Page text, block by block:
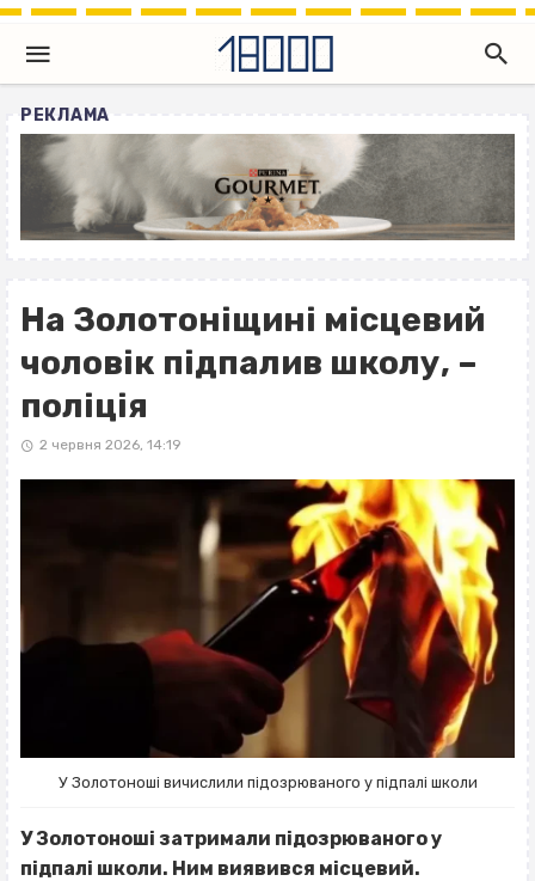
РЕКЛАМА
На Золотоніщині місцевий
чоловік підпалив школу, –
поліція
2 червня 2026, 14:19
У Золотоноші вичислили підозрюваного у підпалі школи
У Золотоноші затримали підозрюваного у
підпалі школи. Ним виявився місцевий.